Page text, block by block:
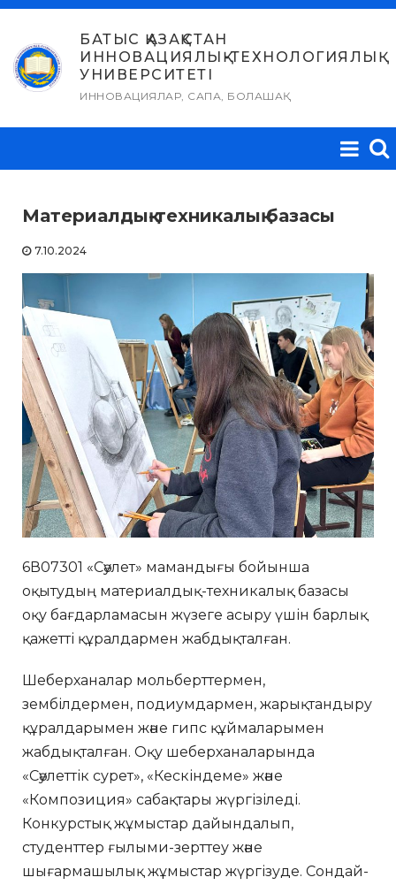
Skip
content
БАТЫС ҚАЗАҚСТАН
ИННОВАЦИЯЛЫҚ-ТЕХНОЛОГИЯЛЫҚ
УНИВЕРСИТЕТІ
ИННОВАЦИЯЛАР, САПА, БОЛАШАҚ
Материалдық-техникалық базасы
7.10.2024
6В07301 «Сәулет» мамандығы бойынша
оқытудың материалдық-техникалық базасы
оқу бағдарламасын жүзеге асыру үшін барлық
қажетті құралдармен жабдықталған.
Шеберханалар мольберттермен,
зембілдермен, подиумдармен, жарықтандыру
құралдарымен және гипс құймаларымен
жабдықталған. Оқу шеберханаларында
«Сәулеттік сурет», «Кескіндеме» және
«Композиция» сабақтары жүргізіледі.
Конкурстық жұмыстар дайындалып,
студенттер ғылыми-зерттеу және
шығармашылық жұмыстар жүргізуде. Сондай-